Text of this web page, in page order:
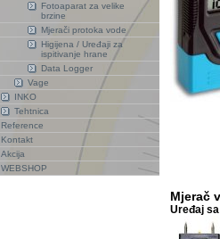
Fotoaparat za velike
brzine
Mjerači protoka vode
Higijena / Uređaji za
ispitivanje hrane
Data Logger
Vage
INKO
Tehtnica
Reference
Kontakt
Akcija
WEBSHOP
Mjerač
Uređaj